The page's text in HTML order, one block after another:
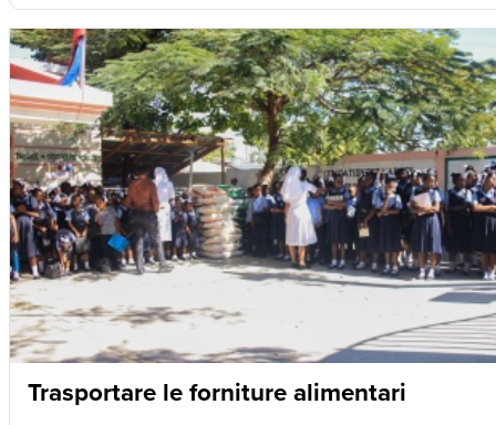
Trasportare le forniture alimentari